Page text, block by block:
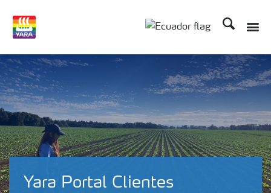
Buscar
Yara Portal Clientes